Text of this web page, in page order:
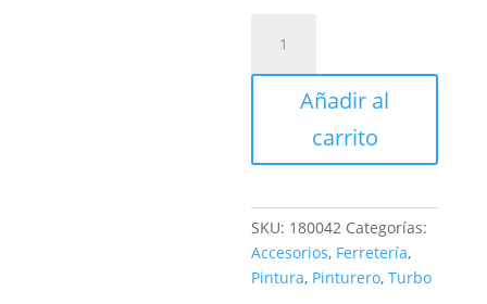
MONA
2
Añadir al
carrito
SKU: 180042 Categorías:
Accesorios, Ferretería,
Pintura, Pinturero,Turbo